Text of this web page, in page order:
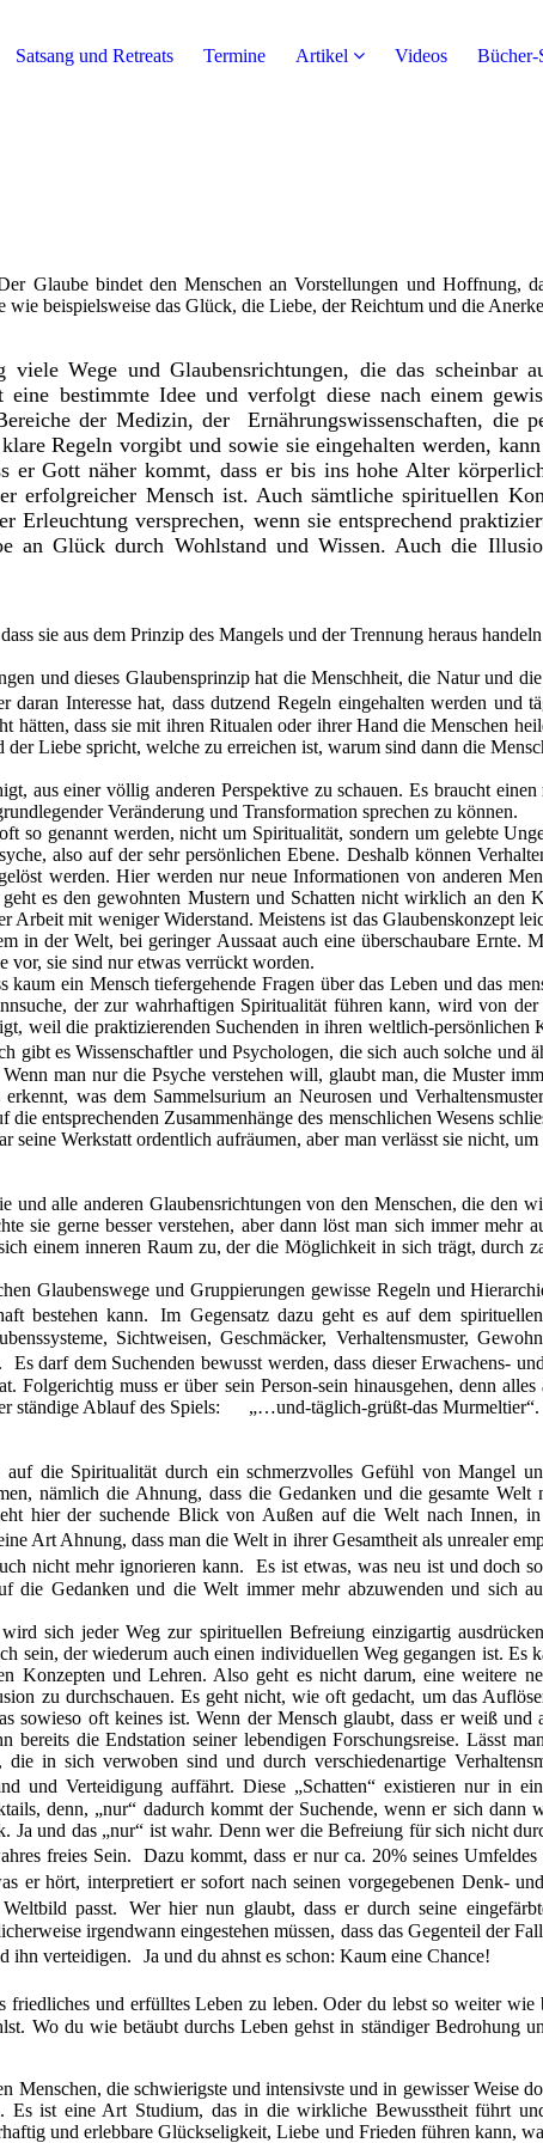
Satsang und Retreats Termine Artikel Videos Bücher-
Glaube bindet den Menschen an Vorstellungen und Hoffnung,
wie beispielsweise das Glück, die Liebe, der Reichtum und die
Wege und Glaubensrichtungen, die das scheinbar
eine bestimmte Idee und verfolgt diese nach einem
der Medizin, der Ernährungswissenschaften, die
Regeln vorgibt und sowie sie eingehalten werden,
er Gott näher kommt, dass er bis ins hohe Alter
erfolgreicher Mensch ist. Auch sämtliche spirituellen
Erleuchtung versprechen, wenn sie entsprechend
an Glück durch Wohlstand und Wissen. Auch die
sie aus dem Prinzip des Mangels und der Trennung heraus
und dieses Glaubensprinzip hat die Menschheit, die Natur und
Interesse hat, dass dutzend Regeln eingehalten werden und
hätten, dass sie mit ihren Ritualen oder ihrer Hand die Menschen
der Liebe spricht, welche zu erreichen ist, warum sind dann die
aus einer völlig anderen Perspektive zu schauen. Es braucht einen
Veränderung und Transformation sprechen zu können.
so genannt werden, nicht um Spiritualität, sondern um gelebte
also auf der sehr persönlichen Ebene. Deshalb können
werden. Hier werden nur neue Informationen von anderen
es den gewohnten Mustern und Schatten nicht wirklich an den
Arbeit mit weniger Widerstand. Meistens ist das Glaubenskonzept
in der Welt, bei geringer Aussaat auch eine überschaubare Ernte.
vor, sie sind nur etwas verrückt worden.
ein Mensch tiefergehende Fragen über das Leben und das
der zur wahrhaftigen Spiritualität führen kann, wird von
weil die praktizierenden Suchenden in ihren weltlich-persönlichen
es Wissenschaftler und Psychologen, die sich auch solche und
man nur die Psyche verstehen will, glaubt man, die Muster
was dem Sammelsurium an Neurosen und
die entsprechenden Zusammenhänge des menschlichen Wesens
Werkstatt ordentlich aufräumen, aber man verlässt sie nicht,
und alle anderen Glaubensrichtungen von den Menschen, die den
sie gerne besser verstehen, aber dann löst man sich immer mehr
einem inneren Raum zu, der die Möglichkeit in sich trägt, durch
Glaubenswege und Gruppierungen gewisse Regeln und
bestehen kann. Im Gegensatz dazu geht es auf dem
Sichtweisen, Geschmäcker, Verhaltensmuster,
darf dem Suchenden bewusst werden, dass dieser Erwachens-
Folgerichtig muss er über sein Person-sein hinausgehen, denn
ständige Ablauf des Spiels: „…und-täglich-grüßt-das Murmeltier“.
auf die Spiritualität durch ein schmerzvolles Gefühl von Mangel
nämlich die Ahnung, dass die Gedanken und die gesamte
hier der suchende Blick von Außen auf die Welt nach Innen,
Art Ahnung, dass man die Welt in ihrer Gesamtheit als unrealer
nicht mehr ignorieren kann. Es ist etwas, was neu ist und doch
die Gedanken und die Welt immer mehr abzuwenden und sich
sich jeder Weg zur spirituellen Befreiung einzigartig
sein, der wiederum auch einen individuellen Weg gegangen ist. Es
Konzepten und Lehren. Also geht es nicht darum, eine weitere
zu durchschauen. Es geht nicht, wie oft gedacht, um das
sowieso oft keines ist. Wenn der Mensch glaubt, dass er weiß und
bereits die Endstation seiner lebendigen Forschungsreise. Lässt
die in sich verwoben sind und durch verschiedenartige
und Verteidigung auffährt. Diese „Schatten“ existieren nur in
denn, „nur“ dadurch kommt der Suchende, wenn er sich dann
Ja und das „nur“ ist wahr. Denn wer die Befreiung für sich nicht
freies Sein. Dazu kommt, dass er nur ca. 20% seines
er hört, interpretiert er sofort nach seinen vorgegebenen Denk-
passt. Wer hier nun glaubt, dass er durch seine
irgendwann eingestehen müssen, dass das Gegenteil der
ihn verteidigen. Ja und du ahnst es schon: Kaum eine Chance!
und erfülltes Leben zu leben. Oder du lebst so weiter wie
Wo du wie betäubt durchs Leben gehst in ständiger Bedrohung
Menschen, die schwierigste und intensivste und in gewisser Weise
Es ist eine Art Studium, das in die wirkliche Bewusstheit führt
und erlebbare Glückseligkeit, Liebe und Frieden führen kann,